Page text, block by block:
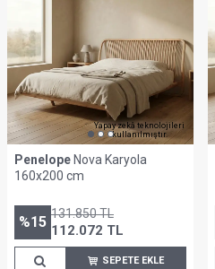
Yapay zekâ teknolojileri
kullanılmıştır.
Penelope Nova Karyola
160x200 cm
%15 131.850TL
112.072 TL
SEPETE EKLE